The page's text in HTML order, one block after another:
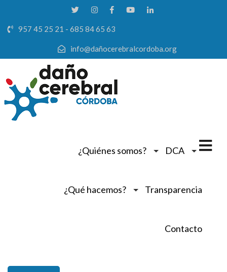
957 45 25 21 - 685 84 65 63
info@dañocerebralcordoba.org
¿Quiénes somos? DCA
¿Qué hacemos? Transparencia
Contacto